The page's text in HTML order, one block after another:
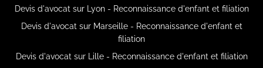
Devis d'avocat sur Lyon - Reconnaissance d'enfant et filiation
Devis d'avocat sur Marseille - Reconnaissance d'enfant et
filiation
Devis d'avocat sur Lille - Reconnaissance d'enfant et filiation